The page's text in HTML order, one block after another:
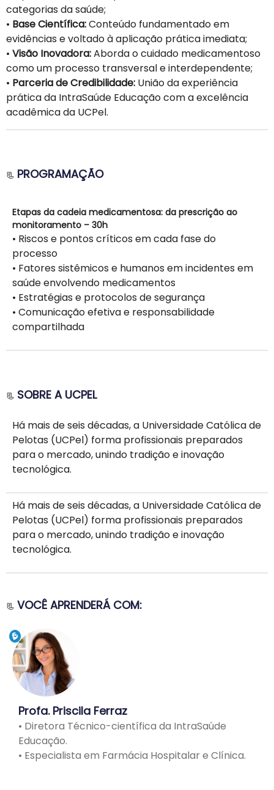
categorias da saúde;
• Base Científica:Conteúdo fundamentado em
evidências e voltado à aplicação prática imediata;
• Visão Inovadora:Aborda o cuidado medicamentoso
como um processo transversal e interdependente;
• Parceria de Credibilidade: União da experiência
prática da IntraSaúde Educação com a excelência
acadêmica da UCPel.
📃 PROGRAMAÇÃO
Etapas da cadeia medicamentosa: da prescrição ao
monitoramento – 30h
• Riscos e pontos críticos em cada fase do
processo
• Fatores sistêmicos e humanos em incidentes em
saúde envolvendo medicamentos
• Estratégias e protocolos de segurança
• Comunicação efetiva e responsabilidade
compartilhada
📃 SOBRE A UCPEL
Há mais de seis décadas, a Universidade Católica de
Pelotas (UCPel) forma profissionais preparados
para o mercado, unindo tradição e inovação
tecnológica.
Há mais de seis décadas, a Universidade Católica de
Pelotas (UCPel) forma profissionais preparados
para o mercado, unindo tradição e inovação
tecnológica.
📃 VOCÊ APRENDERÁ COM:
Profa. Priscila Ferraz
• Diretora Técnico-científica da IntraSaúde
Educação.
• Especialista em Farmácia Hospitalar e Clínica.